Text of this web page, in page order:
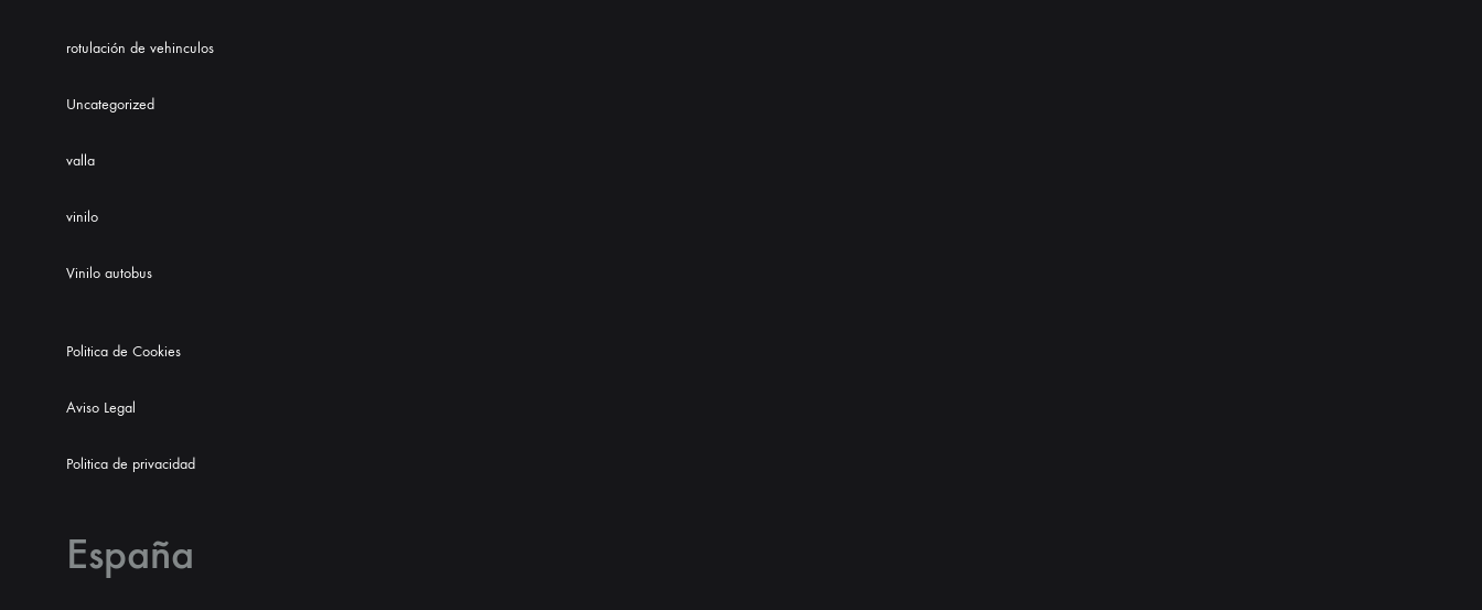
rotulación de vehinculos
Uncategorized
valla
vinilo
Vinilo autobus
Politica de Cookies
Aviso Legal
Politica de privacidad
España